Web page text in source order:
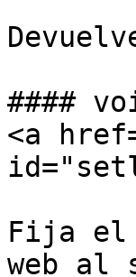
####
<a
Fija el
web al